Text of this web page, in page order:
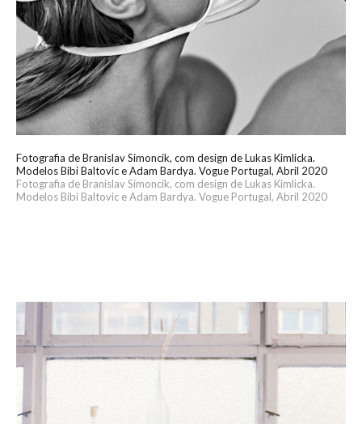
Fotografia de Branislav Simoncik, com design de Lukas Kimlicka.
Modelos Bibi Baltovic e Adam Bardya. Vogue Portugal, Abril 2020
Fotografia de Branislav Simoncik, com design de Lukas Kimlicka.
Modelos Bibi Baltovic e Adam Bardya. Vogue Portugal, Abril 2020